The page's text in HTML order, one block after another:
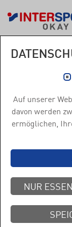
DAS
So macht das
bekommen
Das Petzl
mit dem
Auf unserer
davon werden
ermöglichen,
NUR